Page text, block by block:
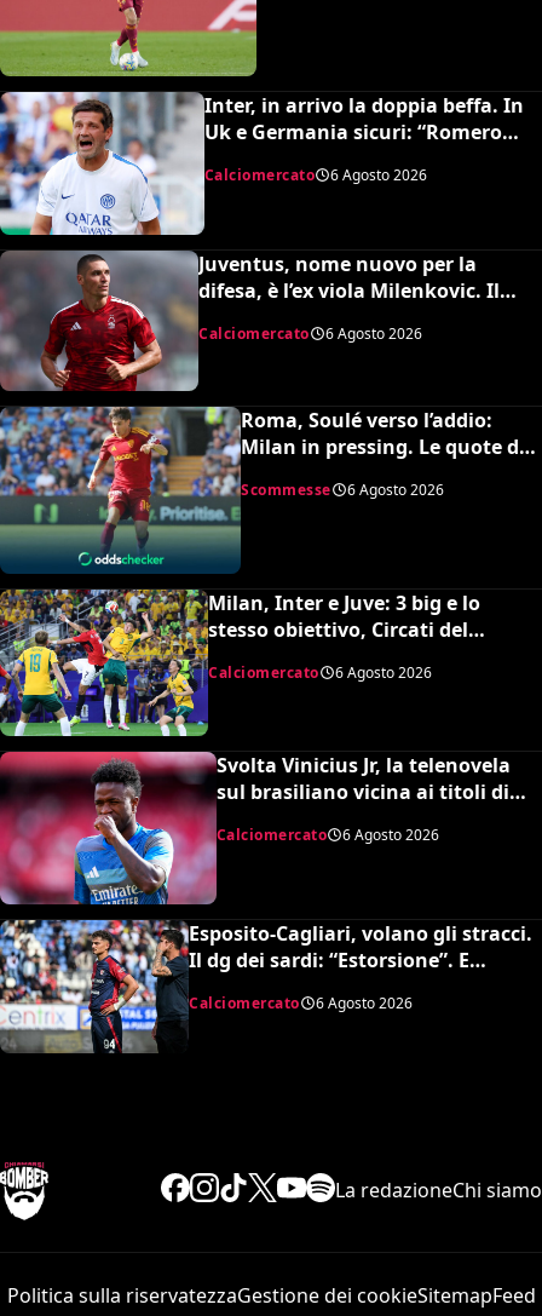
Inter, in arrivo la doppia beffa. In
Uk e Germania sicuri: “Romero
Calciomercato 6 Agosto 2026
Juventus, nome nuovo per la
difesa, è l’ex viola Milenkovic. Il
milioni
Calciomercato 6 Agosto 2026
Roma, Soulé verso l’addio:
Milan in pressing. Le quote dei
Scommesse 6 Agosto 2026
Milan, Inter e Juve: 3 big e lo
stesso obiettivo, Circati del
Calciomercato 6 Agosto 2026
Svolta Vinicius Jr, la telenovela
sul brasiliano vicina ai titoli di
Calciomercato 6 Agosto 2026
Esposito-Cagliari, volano gli stracci.
Il dg dei sardi: “Estorsione”. E
durissima
Calciomercato 6 Agosto 2026
La redazioneChi siamo
Politica sulla riservatezzaGestione dei cookieSitemapFeed